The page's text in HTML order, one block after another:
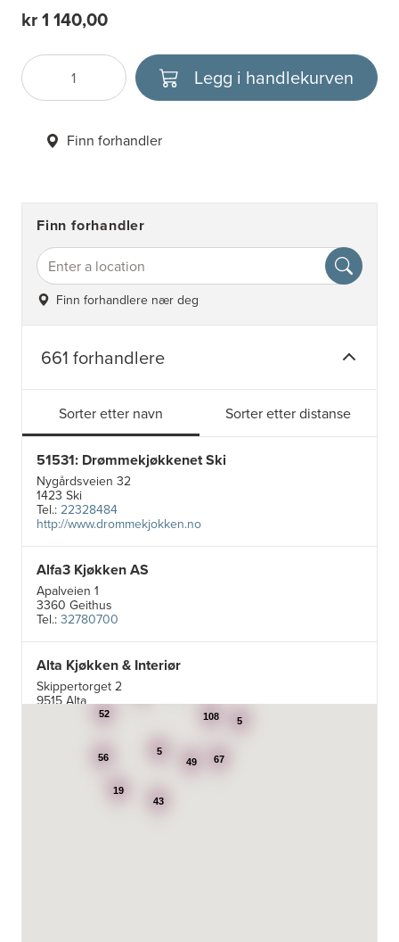
kr 1 140,00
Antall
Velg enhet Legg i handlekurven
Finn forhandler
Finn forhandler
Finn forhandlere nær deg
661 forhandlere
Sorter etter navn Sorter etter distanse
51531: Drømmekjøkkenet Ski
Nygårdsveien 32
1423 Ski
Tel.:22328484
http://www.drommekjokken.no
Alfa3 Kjøkken AS
Apalveien 1
3360 Geithus
Tel.:32780700
Alta Kjøkken & Interiør
Skippertorget 2
9515 Alta
99007242
Aran Scandinavia AS
Stadsing. Dahls gt. 31A
7043 Trondheim
49
108
52
56 67
43
5
5
19